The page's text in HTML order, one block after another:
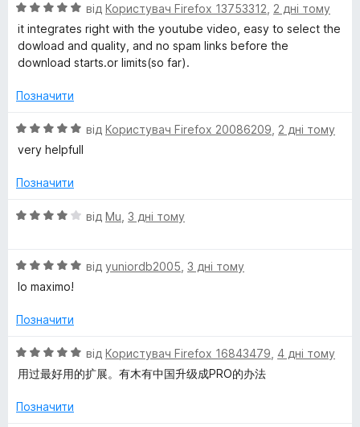
o
w
n
l
o
a
d
e
r
E
x
н
к
а
5
5
О
ц
н
а
з
від Користувач Firefox 13753312 2 дні тому
it integrates right with the youtube video, easy to select the
dowload and quality, and no spam links before the
download starts.or limits(so far).
Позначити
О
ц
н
а
5
від Користувач Firefox 20086209 2 дні тому
very helpfull
Позначити
О
н
к
4
5
від Mu 3 дні тому
О
ц
н
а
5
з
5
від yuniordb2005 3 дні тому
lo maximo!
Позначити
О
ц
н
від Користувач Firefox 16843479 4 дні тому
用过最好用的扩展。有木有中国升级成PRO的办法
Позначити